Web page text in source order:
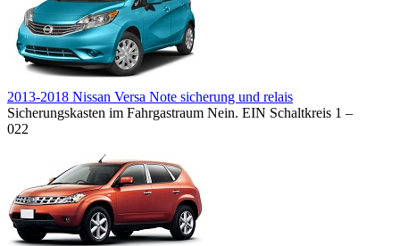
2013-2018 Nissan Versa Note sicherung und relais
Sicherungskasten im Fahrgastraum Nein. EIN Schaltkreis 1 –
022